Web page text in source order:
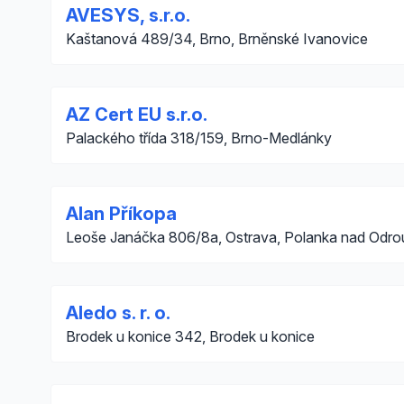
AVESYS, s.r.o.
Kaštanová 489/34, Brno, Brněnské Ivanovice
AZ Cert EU s.r.o.
Palackého třída 318/159, Brno-Medlánky
Alan Příkopa
Leoše Janáčka 806/8a, Ostrava, Polanka nad
Aledo s. r. o.
Brodek u konice 342, Brodek u konice